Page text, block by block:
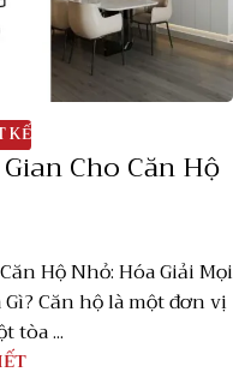
KẾ
Cho Căn Hộ
Hộ Nhỏ: Hóa Giải Mọi
Căn hộ là một đơn vị
tòa ...